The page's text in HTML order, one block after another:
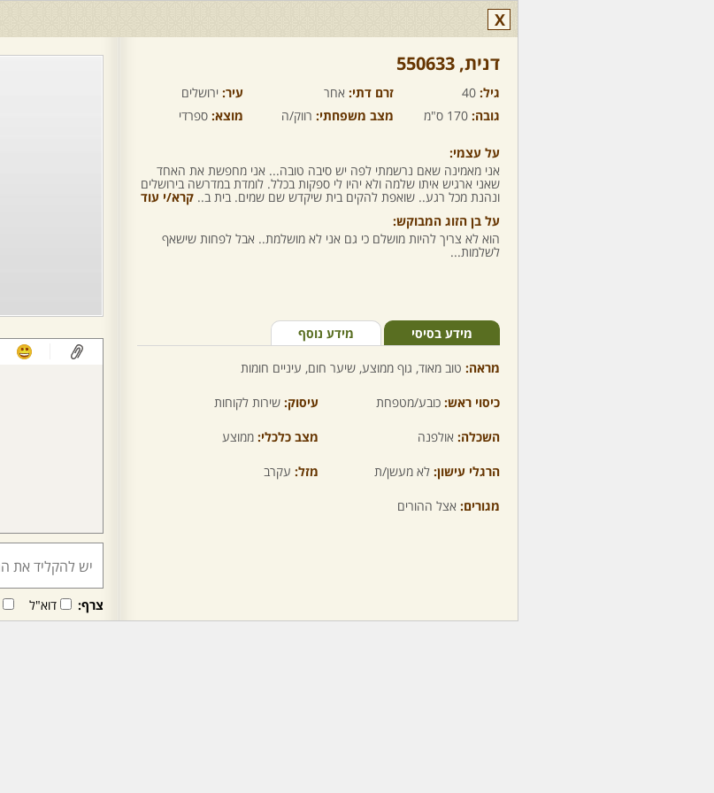
X
דנית,‏ 550633
גיל: 40 זרם דתי: אחר עיר: ירושלים
גובה: 170 ס"מ מצב משפחתי: רווק/ה מוצא: ספרדי
על עצמי:
אני מאמינה שאם נרשמתי לפה יש סיבה טובה... אני מחפשת את האחד
שאני ארגיש איתו שלמה ולא יהיו לי ספקות בכלל. לומדת במדרשה בירושלים
ונהנת מכל רגע.. שואפת להקים בית שיקדש שם שמים. בית ב.. קרא/י עוד
על בן הזוג המבוקש:
הוא לא צריך להיות מושלם כי גם אני לא מושלמת.. אבל לפחות שישאף
לשלמות...
מידע בסיסי מידע נוסף
מראה: טוב מאוד, גוף ממוצע, שיער חום, עיניים חומות
כיסוי ראש: כובע/מטפחת עיסוק: שירות לקוחות
השכלה: אולפנה מצב כלכלי: ממוצע
הרגלי עישון: לא מעשן/ת מזל: עקרב
מגורים: אצל ההורים
צרף: דוא"ל